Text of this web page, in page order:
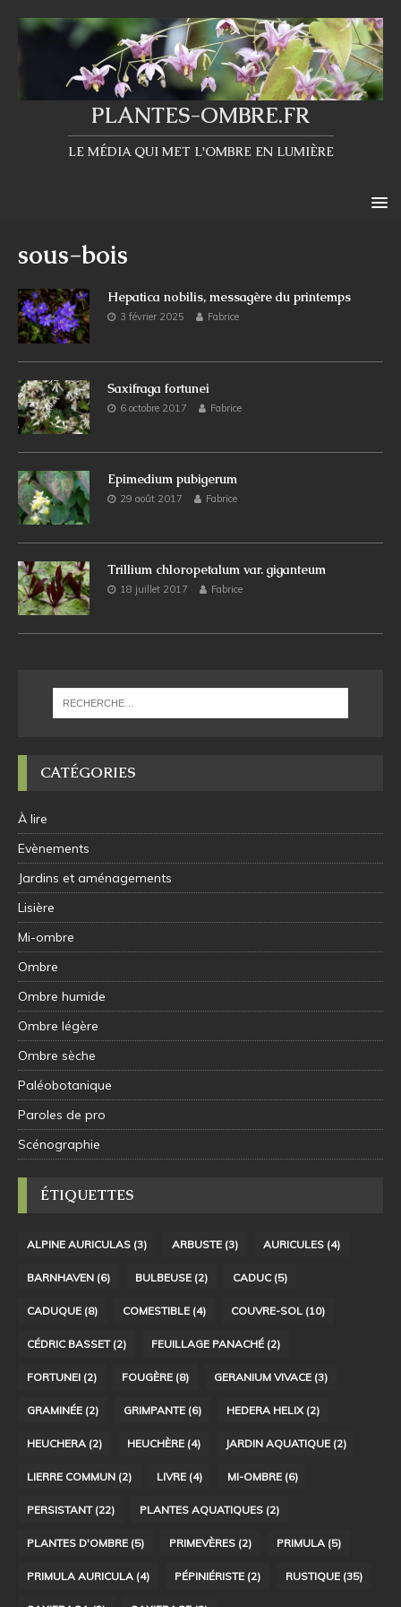
PLANTES-OMBRE.FR
LE MÉDIA QUI MET L'OMBRE EN LUMIÈRE
sous-bois
Hepatica nobilis, messagère du printemps
3 février 2025 Fabrice
Saxifraga fortunei
6 octobre 2017 Fabrice
Epimedium pubigerum
29 août 2017 Fabrice
Trillium chloropetalum var. giganteum
18 juillet 2017 Fabrice
CATÉGORIES
À lire
Evènements
Jardins et aménagements
Lisière
Mi-ombre
Ombre
Ombre humide
Ombre légère
Ombre sèche
Paléobotanique
Paroles de pro
Scénographie
ÉTIQUETTES
ALPINE AURICULAS (3) ARBUSTE (3) AURICULES (4)
BARNHAVEN (6) BULBEUSE (2) CADUC(5)
CADUQUE (8) COMESTIBLE (4) COUVRE-SOL (10)
CÉDRIC BASSET(2) FEUILLAGE PANACHÉ (2)
FORTUNEI (2) FOUGÈRE (8) GERANIUM VIVACE (3)
GRAMINÉE (2) GRIMPANTE (6) HEDERA HELIX (2)
HEUCHERA (2) HEUCHÈRE (4) JARDIN AQUATIQUE (2)
LIERRE COMMUN (2) LIVRE (4) MI-OMBRE (6)
PERSISTANT(22) PLANTES AQUATIQUES (2)
PLANTES D'OMBRE (5) PRIMEVÈRES (2) PRIMULA (5)
PRIMULA AURICULA (4) PÉPINIÉRISTE (2) RUSTIQUE (35)